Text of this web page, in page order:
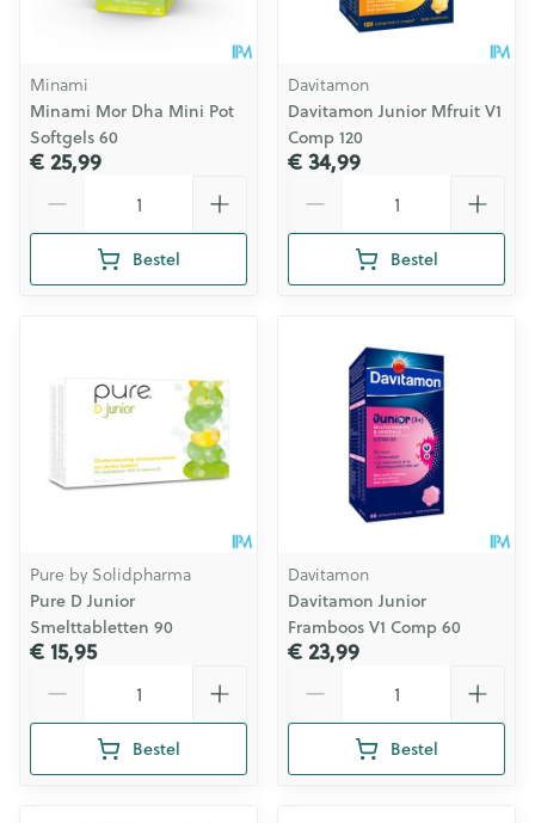
Minami
Minami Mor Dha Mini Pot
Softgels 60
€ 25,99
Bestel
Davitamon
Davitamon Junior Mfruit V1
Comp 120
€ 34,99
Bestel
Pure by Solidpharma
Pure D Junior
Smelttabletten 90
€ 15,95
Bestel
Davitamon
Davitamon Junior
Framboos V1 Comp 60
€ 23,99
Bestel